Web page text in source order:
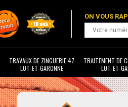
ON VOUS
TRAVAUX DE ZINGUERIE 47
LOT-ET-GARONNE
TRAITEMENT DE
LOT-ET-